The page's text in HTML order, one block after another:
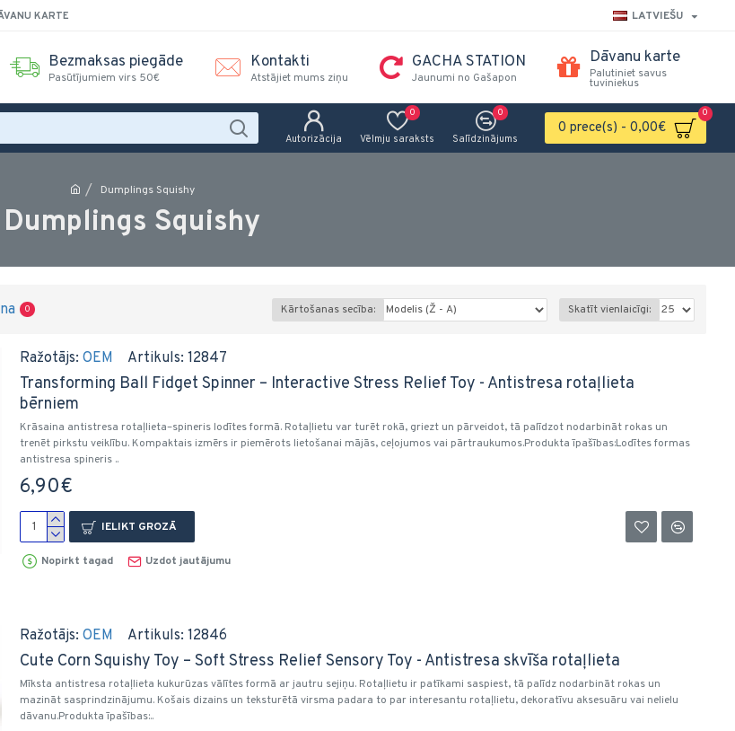
KARTE LATVIEŠU
Bezmaksas piegāde
Pasūtījumiem virs 50€
Kontakti
Atstājiet mums ziņu
GACHA STATION
Jaunumi no Gašapon
Dāvanu karte
Palutiniet savus
tuviniekus
Autorizācija Vēlmju saraksts
0
Salīdzinājums
0
0 prece(s) - 0,00€
0
Dumplings Squishy
Dumplings Squishy
0 Kārtošanas secība: Skatīt vienlaicīgi:
Ražotājs: OEM Artikuls: 12847
Transforming Ball Fidget Spinner – Interactive Stress Relief Toy - Antistresa rotaļlieta
bērniem
Krāsaina antistresa rotaļlieta–spineris lodītes formā. Rotaļlietu var turēt rokā, griezt un pārveidot, tā palīdzot nodarbināt rokas un
trenēt pirkstu veiklību. Kompaktais izmērs ir piemērots lietošanai mājās, ceļojumos vai pārtraukumos.Produkta īpašības:Lodītes formas
antistresa spineris ..
6,90€
IELIKT GROZĀ
Nopirkt tagad Uzdot jautājumu
Ražotājs: OEM Artikuls: 12846
Cute Corn Squishy Toy – Soft Stress Relief Sensory Toy - Antistresa skvīša rotaļlieta
Mīksta antistresa rotaļlieta kukurūzas vālītes formā ar jautru sejiņu. Rotaļlietu ir patīkami saspiest, tā palīdz nodarbināt rokas un
mazināt sasprindzinājumu. Košais dizains un teksturētā virsma padara to par interesantu rotaļlietu, dekoratīvu aksesuāru vai nelielu
dāvanu.Produkta īpašības:..